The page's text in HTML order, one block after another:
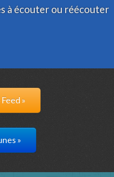
à écouter ou réécouter
Feed »
»